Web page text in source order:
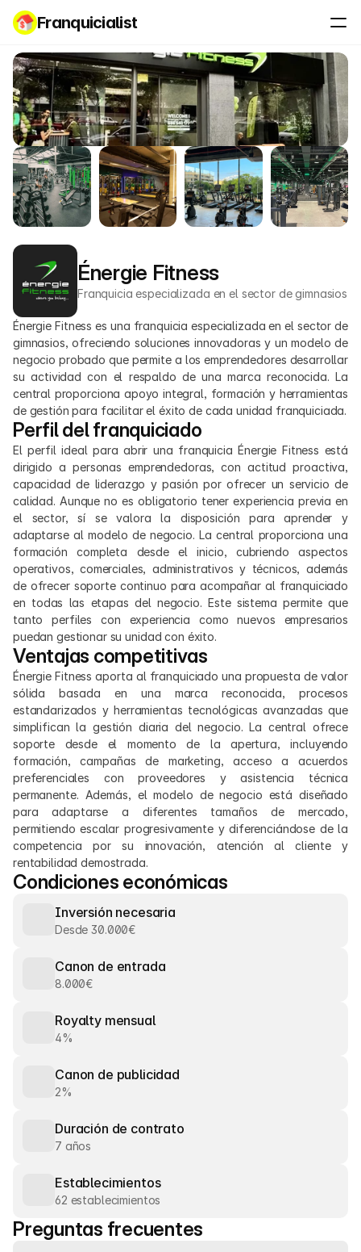
Franquicialist
Énergie Fitness
Franquicia especializada en el sector de gimnasios
Énergie Fitness es una franquicia especializada en el sector de
gimnasios, ofreciendo soluciones innovadoras y un modelo de
negocio probado que permite a los emprendedores desarrollar
su actividad con el respaldo de una marca reconocida. La
central proporciona apoyo integral, formación y herramientas
de gestión para facilitar el éxito de cada unidad franquiciada.
Perfil del franquiciado
El perfil ideal para abrir una franquicia Énergie Fitness está
dirigido a personas emprendedoras, con actitud proactiva,
capacidad de liderazgo y pasión por ofrecer un servicio de
calidad. Aunque no es obligatorio tener experiencia previa en
el sector, sí se valora la disposición para aprender y
adaptarse al modelo de negocio. La central proporciona una
formación completa desde el inicio, cubriendo aspectos
operativos, comerciales, administrativos y técnicos, además
de ofrecer soporte continuo para acompañar al franquiciado
en todas las etapas del negocio. Este sistema permite que
tanto perfiles con experiencia como nuevos empresarios
puedan gestionar su unidad con éxito.
Ventajas competitivas
Énergie Fitness aporta al franquiciado una propuesta de valor
sólida basada en una marca reconocida, procesos
estandarizados y herramientas tecnológicas avanzadas que
simplifican la gestión diaria del negocio. La central ofrece
soporte desde el momento de la apertura, incluyendo
formación, campañas de marketing, acceso a acuerdos
preferenciales con proveedores y asistencia técnica
permanente. Además, el modelo de negocio está diseñado
para adaptarse a diferentes tamaños de mercado,
permitiendo escalar progresivamente y diferenciándose de la
competencia por su innovación, atención al cliente y
rentabilidad demostrada.
Condiciones económicas
Inversión necesaria
Desde 30.000€
Canon de entrada
8.000€
Royalty mensual
4%
Canon de publicidad
2%
Duración de contrato
7 años
Establecimientos
62 establecimientos
Preguntas frecuentes